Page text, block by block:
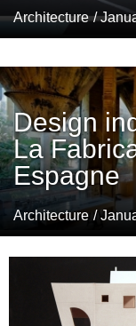
Architecture /
Design
La
Espagne
Architecture /